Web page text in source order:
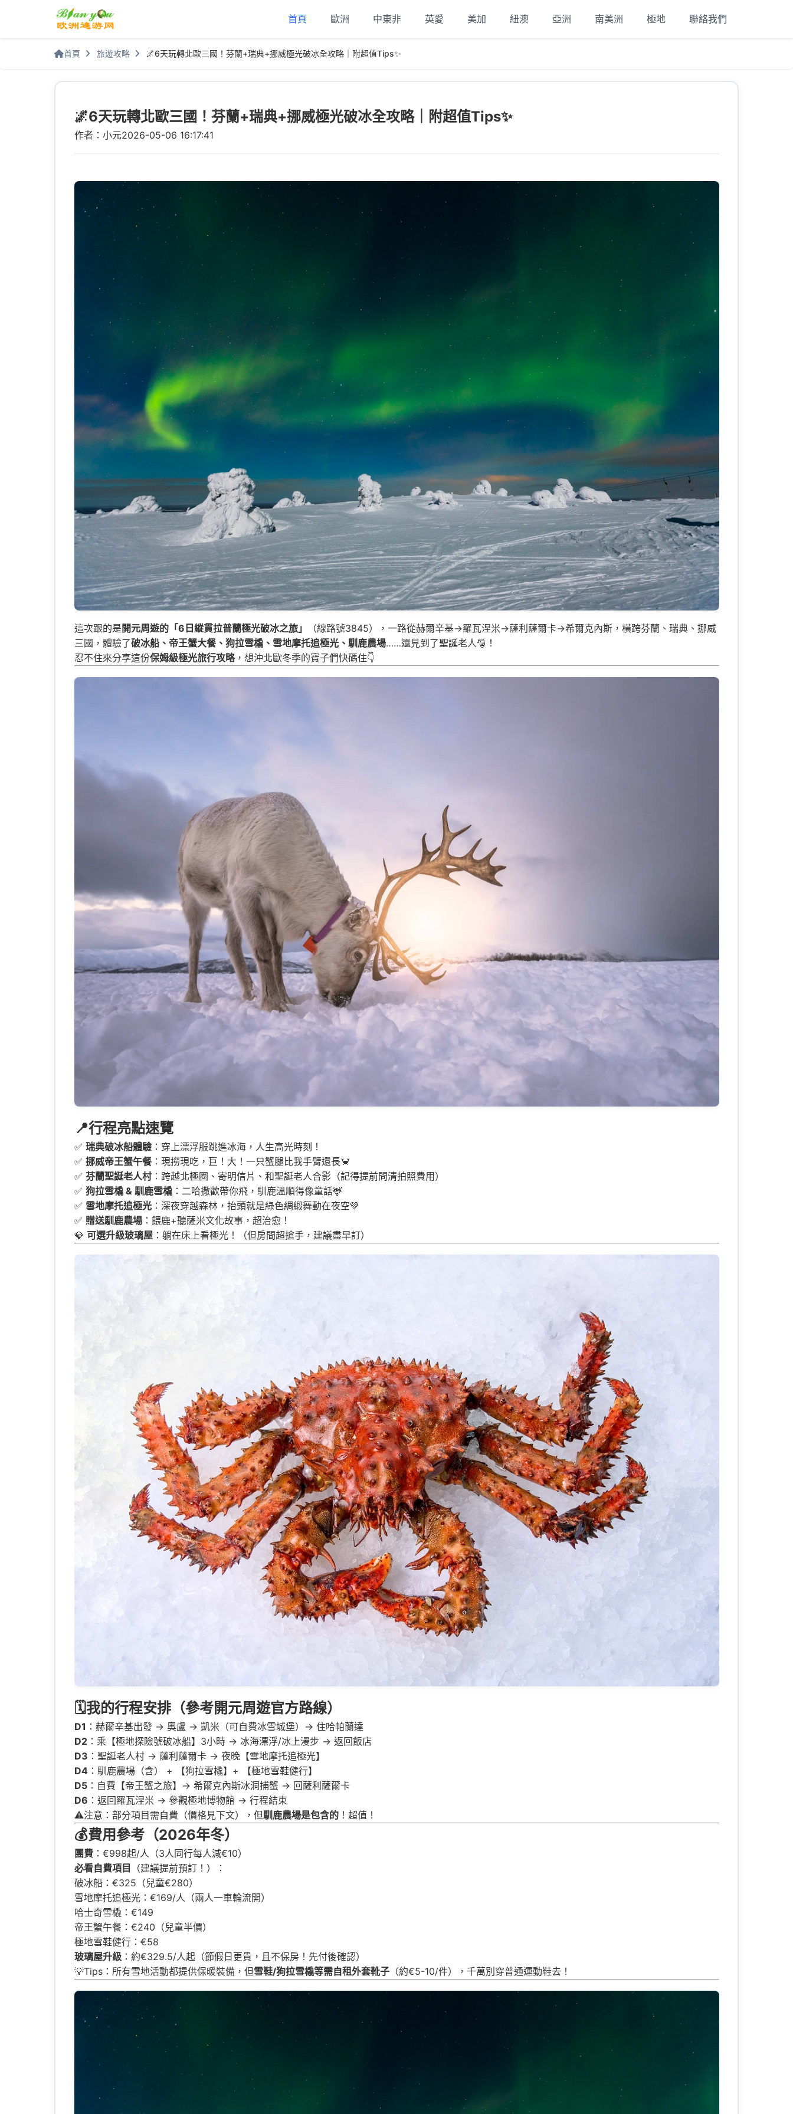
首頁 歐洲 中東非 英愛 美加 紐澳 亞洲 南美洲 極地 聯絡我們
首頁 旅遊攻略 🌌6天玩轉北歐三國！芬蘭+瑞典+挪威極光破冰全攻略｜附超值Tips✨
🌌6天玩轉北歐三國！芬蘭+瑞典+挪威極光破冰全攻略｜附超值Tips✨
作者：小元2026-05-06 16:17:41
這次跟的是開元周遊的「6日縱貫拉普蘭極光破冰之旅」
（線路號3845），一路從赫爾辛基→羅瓦涅米→薩利薩爾卡→希爾克內斯，橫跨芬蘭、瑞典、挪威
三國，體驗了破冰船、帝王蟹大餐、狗拉雪橇、雪地摩托追極光、馴鹿農場……還見到了聖誕老人🎅！
忍不住來分享這份保姆級極光旅行攻略，想沖北歐冬季的寶子們快碼住👇
📍行程亮點速覽
✅ 瑞典破冰船體驗：穿上漂浮服跳進冰海，人生高光時刻！
✅ 挪威帝王蟹午餐：現撈現吃，巨！大！一只蟹腿比我手臂還長🦀
✅ 芬蘭聖誕老人村：跨越北極圈、寄明信片、和聖誕老人合影（記得提前問清拍照費用）
✅ 狗拉雪橇 & 馴鹿雪橇：二哈撒歡帶你飛，馴鹿溫順得像童話🦌
✅ 雪地摩托追極光：深夜穿越森林，抬頭就是綠色綢緞舞動在夜空💚
✅ 贈送馴鹿農場：餵鹿+聽薩米文化故事，超治愈！
💎 可選升級玻璃屋：躺在床上看極光！（但房間超搶手，建議盡早訂）
🗓️我的行程安排（參考開元周遊官方路線）
D1 ：赫爾辛基出發 → 奧盧 → 凱米（可自費冰雪城堡）→ 住哈帕蘭達
D2：乘【極地探險號破冰船】3小時 → 冰海漂浮/冰上漫步 → 返回飯店
D3 ：聖誕老人村 → 薩利薩爾卡 → 夜晚【雪地摩托追極光】
D4：馴鹿農場（含） + 【狗拉雪橇】+ 【極地雪鞋健行】
D5：自費【帝王蟹之旅】→ 希爾克內斯冰洞捕蟹 → 回薩利薩爾卡
D6 ：返回羅瓦涅米 → 參觀極地博物館 → 行程結束
⚠️注意：部分項目需自費（價格見下文），但馴鹿農場是包含的！超值！
💰費用參考（2026年冬）
團費：€998起/人（3人同行每人減€10）
必看自費項目 （建議提前預訂！）：
破冰船：€325（兒童€280）
雪地摩托追極光：€169/人（兩人一車輪流開）
哈士奇雪橇：€149
帝王蟹午餐：€240（兒童半價）
極地雪鞋健行：€58
玻璃屋升級：約€329.5/人起（節假日更貴，且不保房！先付後確認）
💡Tips：所有雪地活動都提供保暖裝備，但雪鞋/狗拉雪橇等需自租外套靴子（約€5-10/件），千萬別穿普通運動鞋去！